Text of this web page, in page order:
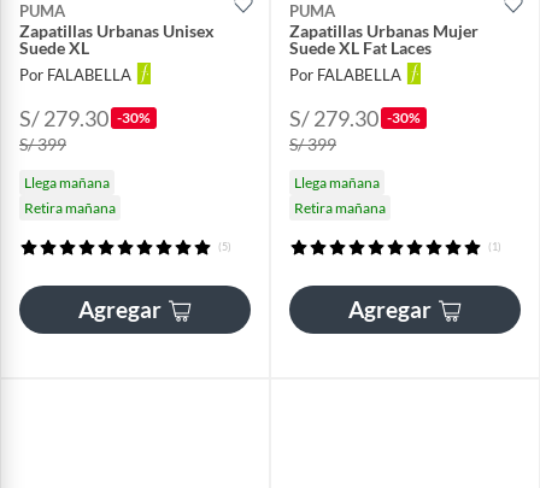
PUMA
Zapatillas Urbanas Unisex
Suede XL
Por FALABELLA
S/ 279.30 -30%
S/ 399
Llega mañana
Retira mañana
(5)
Agregar
PUMA
Zapatillas Urbanas Mujer
Suede XL Fat Laces
Por FALABELLA
S/ 279.30 -30%
S/ 399
Llega mañana
Retira mañana
(1)
Agregar